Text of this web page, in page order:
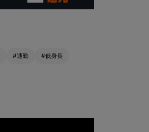
#通勤 #低身長